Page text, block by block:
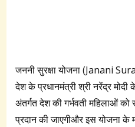
जननी सुरक्षा योजना (Janani
देश के प्रधानमंत्री श्री नरेंद्र मोदी
अंतर्गत देश की गर्भवती महिलाओं को
प्रदान की जाएगीऔर इस योजना के